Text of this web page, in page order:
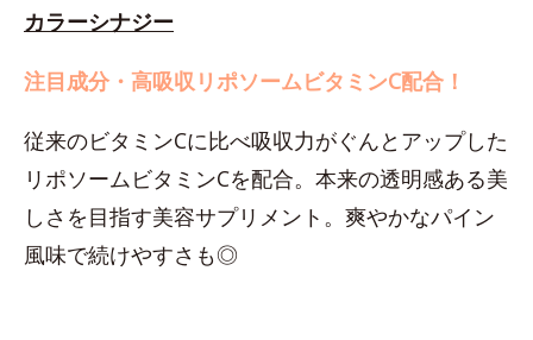
カラーシナジー
注目成分・高吸収リポソームビタミンC配合！
従来のビタミンCに比べ吸収力がぐんとアップした
リポソームビタミンCを配合。本来の透明感ある美
しさを目指す美容サプリメント。爽やかなパイン
風味で続けやすさも◎